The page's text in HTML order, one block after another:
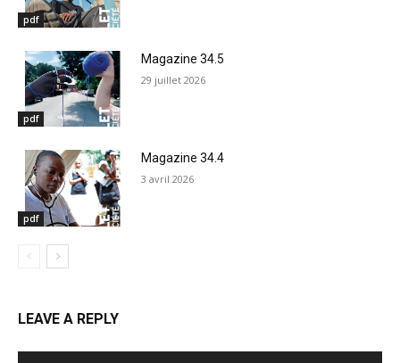
pdf
pdf
Magazine 34.5
29 juillet 2026
pdf
Magazine 34.4
3 avril 2026
LEAVE A REPLY